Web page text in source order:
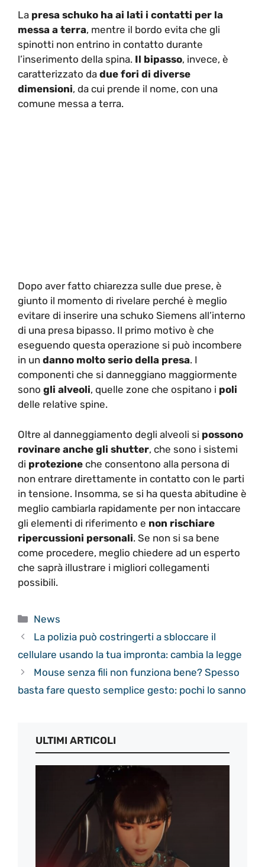
La presa schuko ha ai lati i contatti per la
messa a terra, mentre il bordo evita che gli
spinotti non entrino in contatto durante
l’inserimento della spina. Il bipasso, invece, è
caratterizzato da due fori di diverse
dimensioni, da cui prende il nome, con una
comune messa a terra.
Dopo aver fatto chiarezza sulle due prese, è
giunto il momento di rivelare perché è meglio
evitare di inserire una schuko Siemens all’interno
di una presa bipasso. Il primo motivo è che
eseguendo questa operazione si può incombere
in un danno molto serio della presa. I
componenti che si danneggiano maggiormente
sono gli alveoli, quelle zone che ospitano i poli
delle relative spine.
Oltre al danneggiamento degli alveoli si possono
rovinare anche gli shutter, che sono i sistemi
di protezione che consentono alla persona di
non entrare direttamente in contatto con le parti
in tensione. Insomma, se si ha questa abitudine è
meglio cambiarla rapidamente per non intaccare
gli elementi di riferimento e non rischiare
ripercussioni personali. Se non si sa bene
come procedere, meglio chiedere ad un esperto
che saprà illustrare i migliori collegamenti
possibili.
Categorie
News
La polizia può costringerti a sbloccare il
cellulare usando la tua impronta: cambia la legge
Mouse senza fili non funziona bene? Spesso
basta fare questo semplice gesto: pochi lo sanno
ULTIMI ARTICOLI